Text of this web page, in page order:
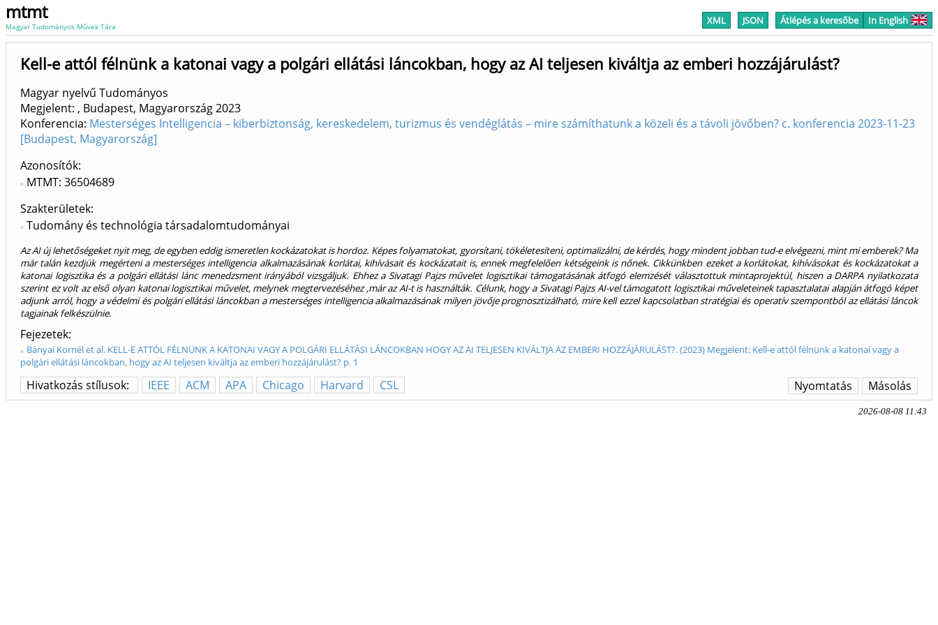
mtmt
Magyar Tudományos Művek Tára XML JSON Átlépés a keresőbe In English
Kell-e attól félnünk a katonai vagy a polgári ellátási láncokban, hogy az AI teljesen kiváltja az emberi hozzájárulást?
Magyar nyelvű Tudományos
Megjelent: , Budapest, Magyarország2023
Konferencia: Mesterséges Intelligencia – kiberbiztonság, kereskedelem, turizmus és vendéglátás – mire számíthatunk a közeli és a távoli jövőben? c. konferencia 2023-11-23
[Budapest, Magyarország]
Azonosítók
MTMT: 36504689
Szakterületek:
Tudomány és technológia társadalomtudományai
Az AI új lehetőségeket nyit meg, de egyben eddig ismeretlen kockázatokat is hordoz. Képes folyamatokat, gyorsítani, tökéletesíteni, optimalizálni, de kérdés, hogy mindent jobban tud-e elvégezni, mint mi emberek? Ma
már talán kezdjük megérteni a mesterséges intelligencia alkalmazásának korlátai, kihívásait és kockázatait is, ennek megfelelően kétségeink is nőnek. Cikkünkben ezeket a korlátokat, kihívásokat és kockázatokat a
katonai logisztika és a polgári ellátási lánc menedzsment irányából vizsgáljuk. Ehhez a Sivatagi Pajzs művelet logisztikai támogatásának átfogó elemzését választottuk mintaprojektül, hiszen a DARPA nyilatkozata
szerint ez volt az első olyan katonai logisztikai művelet, melynek megtervezéséhez ,már az AI-t is használták. Célunk, hogy a Sivatagi Pajzs AI-vel támogatott logisztikai műveleteinek tapasztalatai alapján átfogó képet
adjunk arról, hogy a védelmi és polgári ellátási láncokban a mesterséges intelligencia alkalmazásának milyen jövője prognosztizálható, mire kell ezzel kapcsolatban stratégiai és operatív szempontból az ellátási láncok
tagjainak felkészülnie.
Fejezetek
Bányai Kornél et al. KELL-E ATTÓL FÉLNÜNK A KATONAI VAGY A POLGÁRI ELLÁTÁSI LÁNCOKBAN HOGY AZ AI TELJESEN KIVÁLTJA AZ EMBERI HOZZÁJÁRULÁST?. (2023) Megjelent: Kell-e attól félnünk a katonai vagy a
polgári ellátási láncokban, hogy az AI teljesen kiváltja az emberi hozzájárulást? p. 1
Hivatkozás stílusok: IEEE ACM APA Chicago Harvard CSL Másolás
Nyomtatás
2026-08-08 11:43